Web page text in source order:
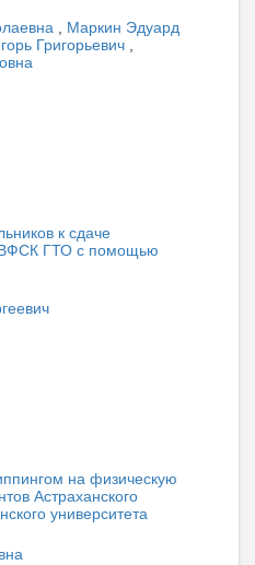
, Маркин Эдуард
Григорьевич ,
к сдаче
ВФСК ГТО с помощью
на физическую
Астраханского
университета